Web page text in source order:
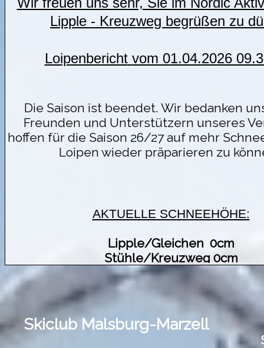
Lipple - Kreuzweg begrüßen zu
Loipenbericht vom 01.04.2026
Die Saison ist beendet. Wir bedanken
Freunden und Unterstützern unseres
hoffen für die Saison 26/27 auf mehr
Loipen wieder präparieren zu
AKTUELLE SCHNEEHÖHE:
Lipple/Gleichen 0cm
Stühle/Kreuzweg 0cm
LOIPENZUSTAND:
Meierskopf-Spur: nicht
Skiclub Malsburg-Marzell